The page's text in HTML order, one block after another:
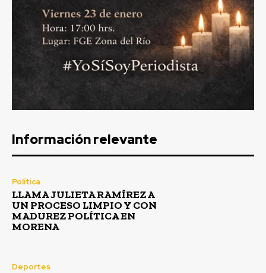
Información relevante
Política
LLAMA JULIETA RAMÍREZ A
UN PROCESO LIMPIO Y CON
MADUREZ POLÍTICA EN
MORENA
Deportes